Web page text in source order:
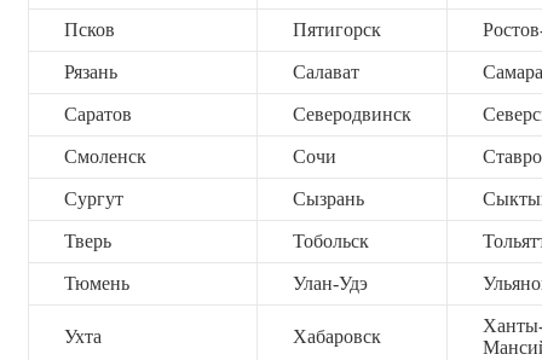
Псков Пятигорск
Рязань Салават Самара
Саратов Северодвинск
Смоленск Сочи
Сургут Сызрань
Тверь Тобольск
Тюмень Улан-Удэ
Ухта Хабаровск